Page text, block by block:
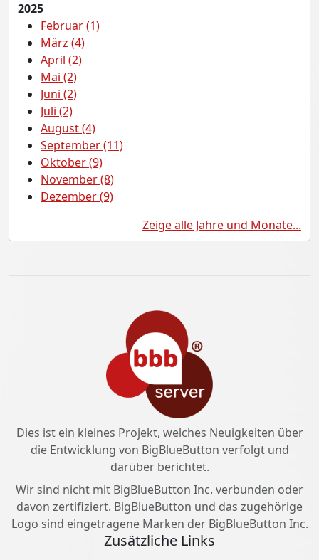
2025
Februar (1)
März (4)
April (2)
Mai (2)
Juni (2)
Juli (2)
August (4)
September (11)
Oktober (9)
November (8)
Dezember (9)
Zeige alle Jahre und Monate...
Dies ist ein kleines Projekt, welches Neuigkeiten über
die Entwicklung von BigBlueButton verfolgt und
darüber berichtet.
Wir sind nicht mit BigBlueButton Inc. verbunden oder
davon zertifiziert. BigBlueButton und das zugehörige
Logo sind eingetragene Marken der BigBlueButton Inc.
Zusätzliche Links